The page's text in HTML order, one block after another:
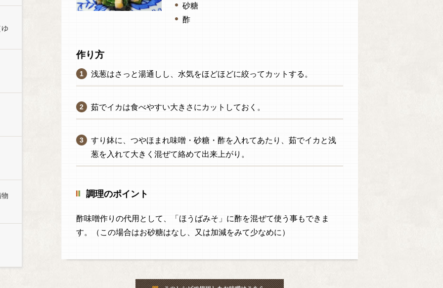
砂糖
酢
作り方
浅葱はさっと湯通しし、水気をほどほどに絞ってカットする。
茹でイカは食べやすい大きさにカットしておく。
すり鉢に、つやほまれ味噌・砂糖・酢を入れてあたり、茹でイカと浅
葱を入れて大きく混ぜて絡めて出来上がり。
調理のポイント
酢味噌作りの代用として、「ほうばみそ」に酢を混ぜて使う事もできま
す。（この場合はお砂糖はなし、又は加減をみて少なめに）